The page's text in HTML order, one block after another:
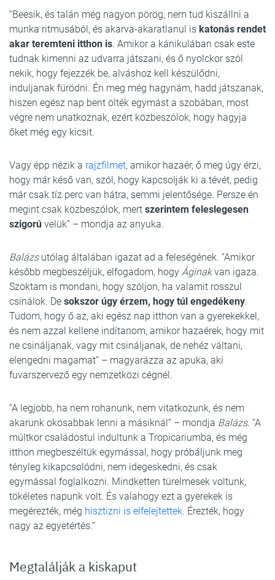
“Beesik, és talán még nagyon pörög, nem tud kiszállni a
munka ritmusából, és akarva-akaratlanul is katonás rendet
akar teremteni itthon is. Amikor a kánikulában csak este
tudnak kimenni az udvarra játszani, és ő nyolckor szól
nekik, hogy fejezzék be, alváshoz kell készülődni,
induljanak fürödni. Én meg még hagynám, hadd játszanak,
hiszen egész nap bent ölték egymást a szobában, most
végre nem unatkoznak, ezért közbeszólok, hogy hagyja
őket még egy kicsit.
Vagy épp nézik a rajzfilmet, amikor hazaér, ő meg úgy érzi,
hogy már késő van, szól, hogy kapcsolják ki a tévét, pedig
már csak tíz perc van hátra, semmi jelentősége. Persze én
megint csak közbeszólok, mert szerintem feleslegesen
szigorú velük” – mondja az anyuka.
Balázsutólag általában igazat ad a feleségének. “Amikor
később megbeszéljük, elfogadom, hogy Áginakvan igaza.
Szoktam is mondani, hogy szóljon, ha valamit rosszul
csinálok. De sokszor úgy érzem, hogy túl engedékeny.
Tudom, hogy ő az, aki egész nap itthon van a gyerekekkel,
és nem azzal kellene indítanom, amikor hazaérek, hogy mit
ne csináljanak, vagy mit csináljanak, de nehéz váltani,
elengedni magamat” – magyarázza az apuka, aki
fuvarszervező egy nemzetközi cégnél.
“A legjobb, ha nem rohanunk, nem vitatkozunk, és nem
akarunk okosabbak lenni a másiknál” – mondja Balázs. “A
múltkor családostul indultunk a Tropicariumba, és még
itthon megbeszéltük egymással, hogy próbáljunk meg
tényleg kikapcsolódni, nem idegeskedni, és csak
egymással foglalkozni. Mindketten türelmesek voltunk,
tökéletes napunk volt. És valahogy ezt a gyerekek is
megérezték, még hisztizni is elfelejtettek. Érezték, hogy
nagy az egyetértés.”
Megtalálják a kiskaput